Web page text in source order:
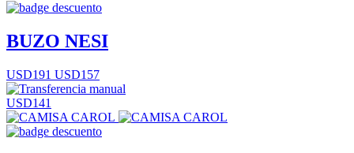
BUZO NESI
USD191 USD157
USD141